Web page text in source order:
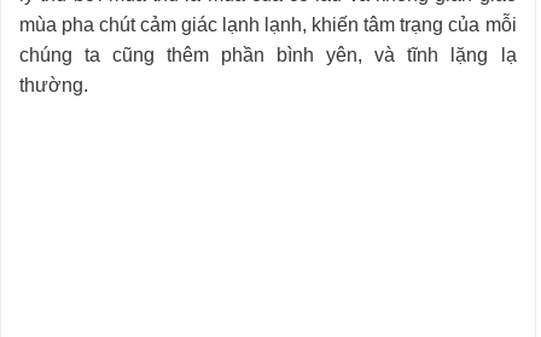
mùa pha chút cảm giác lạnh lạnh, khiến tâm trạng của mỗi
chúng ta cũng thêm phần bình yên, và tĩnh lặng lạ
thường.